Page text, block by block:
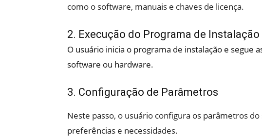
como o software, manuais e chaves de licença.
2. Execução do Programa de Instalação
O usuário inicia o programa de instalação e segue
software ou hardware.
3. Configuração de Parâmetros
Neste passo, o usuário configura os parâmetros
preferências e necessidades.